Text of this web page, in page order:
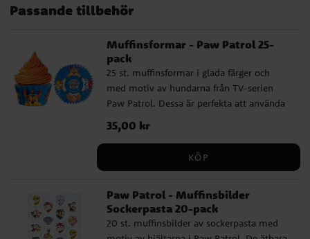
Passande tillbehör
Muffinsformar - Paw Patrol 25-
pack
25 st. muffinsformar i glada färger och
med motiv av hundarna från TV-serien
Paw Patrol. Dessa är perfekta att använda
när det ska bakas muffins/cupcakes inför
Paw Patrol kalaset. Formarna är ca 5 cm i
Pris:35,00 kr
35,00 kr
KÖP
Paw Patrol - Muffinsbilder
Sockerpasta 20-pack
20 st. muffinsbilder av sockerpasta med